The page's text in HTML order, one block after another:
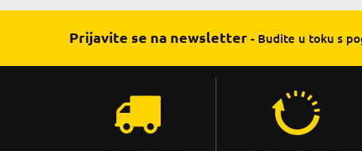
Prijavite se na newsletter - Budite u toku s